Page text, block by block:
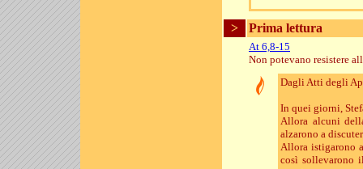
> Prima lettura
At 6,8-15
Non potevano resistere
Dagli Atti degli
In quei giorni,
Allora alcuni
alzarono a
Allora istigarono
così sollevarono